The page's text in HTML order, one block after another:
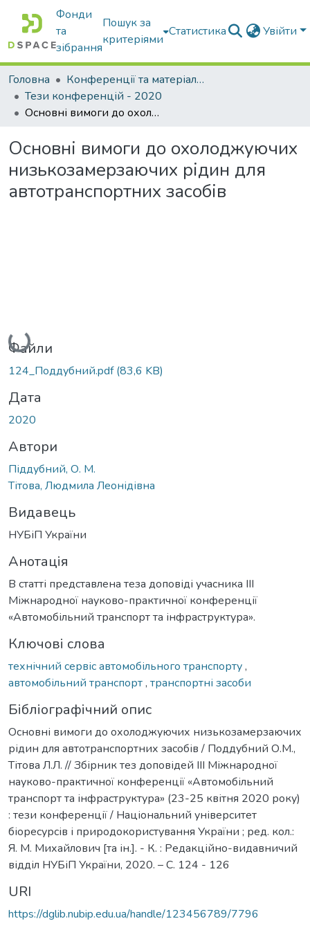
Фонди
та
зібрання
Пошук за
критеріями
Статистика Увійти
Головна
Конференції та матеріали конференцій
Тези конференцій - 2020
Основні вимоги до охолоджуючих низькозамерзаючих рідин для автотранспортних засобів
Основні вимоги до охолоджуючих
низькозамерзаючих рідин для
автотранспортних засобів
Вантажиться...
Файли
124_Поддубний.pdf(83,6 KB)
Дата
2020
Автори
Піддубний, О. М.
Тітова, Людмила Леонідівна
Видавець
НУБіП України
Анотація
В статті представлена теза доповіді учасника ІІІ
Міжнародної науково-практичної конференції
«Автомобільний транспорт та інфраструктура».
Ключові слова
технічний сервіс автомобільного транспорту,
автомобільний транспорт, транспортні засоби
Бібліографічний опис
Основні вимоги до охолоджуючих низькозамерзаючих
рідин для автотранспортних засобів / Поддубний О.М.,
Тітова Л.Л. // Збірник тез доповідей ІІІ Міжнародної
науково-практичної конференції «Автомобільний
транспорт та інфраструктура» (23-25 квітня 2020 року)
: тези конференції / Національний університет
біоресурсів і природокористування України ; ред. кол.:
Я. М. Михайлович [та ін.]. - К. : Редакційно-видавничий
відділ НУБіП України, 2020. – С. 124 - 126
URI
https://dglib.nubip.edu.ua/handle/123456789/7796